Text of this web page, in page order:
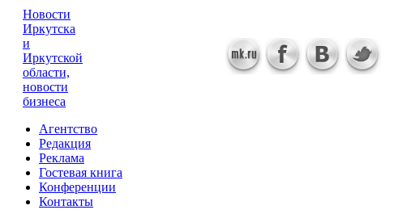
Новости
Иркутска
и
Иркутской
области,
новости
бизнеса
Агентство
Редакция
Реклама
Гостевая книга
Конференции
Контакты